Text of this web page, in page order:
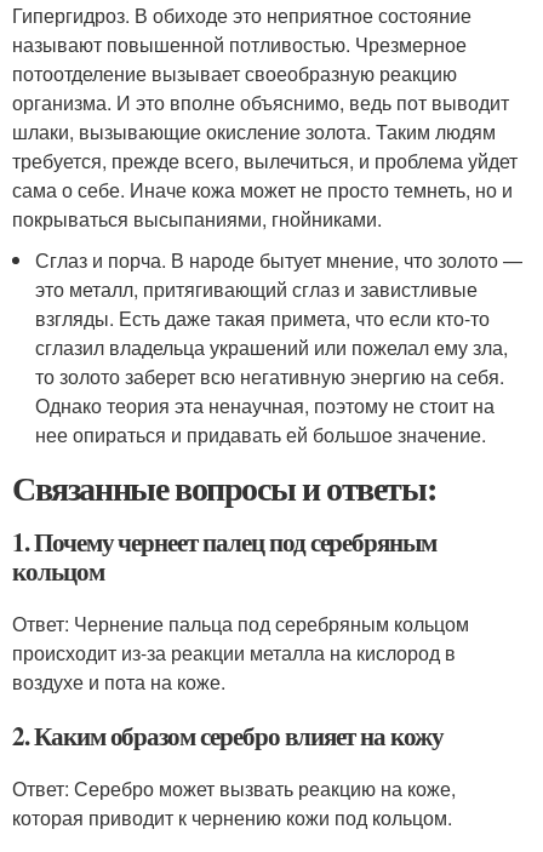
Гипергидроз. В обиходе это неприятное состояние
называют повышенной потливостью. Чрезмерное
потоотделение вызывает своеобразную реакцию
организма. И это вполне объяснимо, ведь пот выводит
шлаки, вызывающие окисление золота. Таким людям
требуется, прежде всего, вылечиться, и проблема уйдет
сама о себе. Иначе кожа может не просто темнеть, но и
покрываться высыпаниями, гнойниками.
Сглаз и порча. В народе бытует мнение, что золото —
это металл, притягивающий сглаз и завистливые
взгляды. Есть даже такая примета, что если кто-то
сглазил владельца украшений или пожелал ему зла,
то золото заберет всю негативную энергию на себя.
Однако теория эта ненаучная, поэтому не стоит на
нее опираться и придавать ей большое значение.
Связанные вопросы и ответы:
1. Почему чернеет палец под серебряным
кольцом
Ответ: Чернение пальца под серебряным кольцом
происходит из-за реакции металла на кислород в
воздухе и пота на коже.
2. Каким образом серебро влияет на кожу
Ответ: Серебро может вызвать реакцию на коже,
которая приводит к чернению кожи под кольцом.